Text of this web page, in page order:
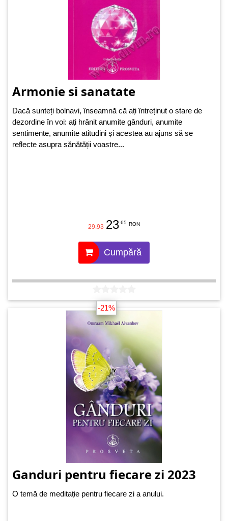
Armonie si sanatate
Dacă sunteți bolnavi, înseamnă că ați întreținut o stare de
dezordine în voi: ați hrănit anumite gânduri, anumite
sentimente, anumite atitudini și acestea au ajuns să se
reflecte asupra sănătății voastre...
29.93 23 .65 RON
Cumpără
-21%
Ganduri pentru fiecare zi 2023
O temă de meditație pentru fiecare zi a anului.